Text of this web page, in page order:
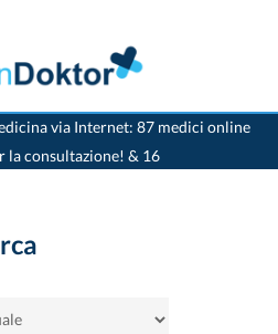
via Internet: 87 medici online
la consultazione! & 16
>Casa>Brunnen>Medico manuale